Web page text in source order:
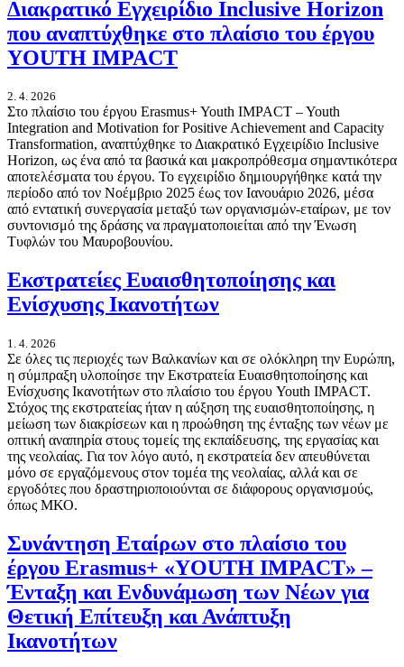
Διακρατικό Εγχειρίδιο Inclusive Horizon
που αναπτύχθηκε στο πλαίσιο του έργου
YOUTH IMPACT
2. 4. 2026
Στο πλαίσιο του έργου Erasmus+ Youth IMPACT – Youth
Integration and Motivation for Positive Achievement and Capacity
Transformation, αναπτύχθηκε το Διακρατικό Εγχειρίδιο Inclusive
Horizon, ως ένα από τα βασικά και μακροπρόθεσμα σημαντικότερα
αποτελέσματα του έργου. Το εγχειρίδιο δημιουργήθηκε κατά την
περίοδο από τον Νοέμβριο 2025 έως τον Ιανουάριο 2026, μέσα
από εντατική συνεργασία μεταξύ των οργανισμών-εταίρων, με τον
συντονισμό της δράσης να πραγματοποιείται από την Ένωση
Τυφλών του Μαυροβουνίου.
Εκστρατείες Ευαισθητοποίησης και
Ενίσχυσης Ικανοτήτων
1. 4. 2026
Σε όλες τις περιοχές των Βαλκανίων και σε ολόκληρη την Ευρώπη,
η σύμπραξη υλοποίησε την Εκστρατεία Ευαισθητοποίησης και
Ενίσχυσης Ικανοτήτων στο πλαίσιο του έργου Youth IMPACT.
Στόχος της εκστρατείας ήταν η αύξηση της ευαισθητοποίησης, η
μείωση των διακρίσεων και η προώθηση της ένταξης των νέων με
οπτική αναπηρία στους τομείς της εκπαίδευσης, της εργασίας και
της νεολαίας. Για τον λόγο αυτό, η εκστρατεία δεν απευθύνεται
μόνο σε εργαζόμενους στον τομέα της νεολαίας, αλλά και σε
εργοδότες που δραστηριοποιούνται σε διάφορους οργανισμούς,
όπως ΜΚΟ.
Συνάντηση Εταίρων στο πλαίσιο του
έργου Erasmus+ «YOUTH IMPACT» –
Ένταξη και Ενδυνάμωση των Νέων για
Θετική Επίτευξη και Ανάπτυξη
Ικανοτήτων